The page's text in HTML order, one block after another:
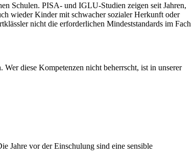
Schulen. PISA- und IGLU-Studien zeigen seit Jahren,
wieder Kinder mit schwacher sozialer Herkunft oder
nicht die erforderlichen Mindeststandards im Fach
diese Kompetenzen nicht beherrscht, ist in unserer
Jahre vor der Einschulung sind eine sensible